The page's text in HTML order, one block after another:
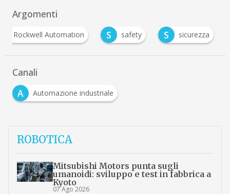
Argomenti
Rockwell Automation S safety S sicurezza
Canali
A
Automazione industriale
ROBOTICA
Mitsubishi Motors punta sugli
umanoidi: sviluppo e test in fabbrica a
Kyoto
07 Ago 2026